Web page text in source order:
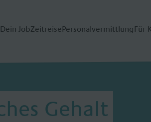
Dein JobZeitreisePersonalvermittlung Für
Gehalt